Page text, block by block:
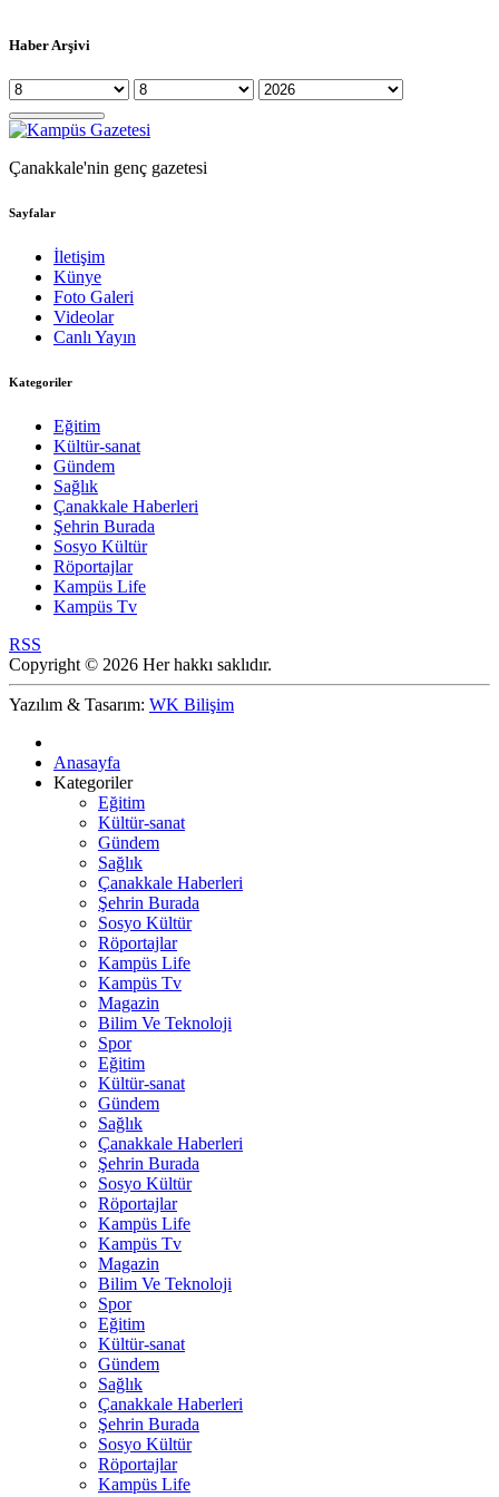
Haber Arşivi
Çanakkale'nin genç gazetesi
Sayfalar
İletişim
Künye
Foto Galeri
Videolar
Canlı Yayın
Kategoriler
Eğitim
Kültür-sanat
Gündem
Sağlık
Çanakkale Haberleri
Şehrin Burada
Sosyo Kültür
Röportajlar
Kampüs Life
Kampüs Tv
RSS
Copyright © 2026 Her hakkı saklıdır.
Yazılım & Tasarım: WK Bilişim
Anasayfa
Kategoriler
Eğitim
Kültür-sanat
Gündem
Sağlık
Çanakkale Haberleri
Şehrin Burada
Sosyo Kültür
Röportajlar
Kampüs Life
Kampüs Tv
Magazin
Bilim Ve Teknoloji
Spor
Eğitim
Kültür-sanat
Gündem
Sağlık
Çanakkale Haberleri
Şehrin Burada
Sosyo Kültür
Röportajlar
Kampüs Life
Kampüs Tv
Magazin
Bilim Ve Teknoloji
Spor
Eğitim
Kültür-sanat
Gündem
Sağlık
Çanakkale Haberleri
Şehrin Burada
Sosyo Kültür
Röportajlar
Kampüs Life